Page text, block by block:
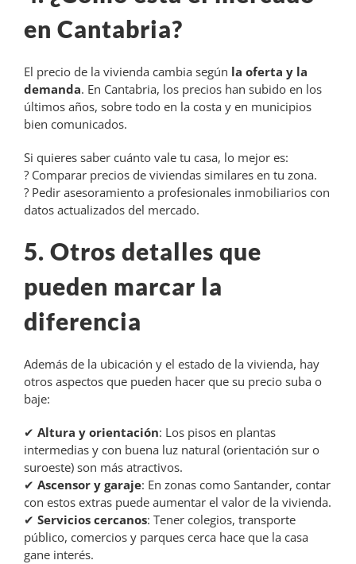
en Cantabria?
El precio de la vivienda cambia según la oferta y la
demanda. En Cantabria, los precios han subido en los
últimos años, sobre todo en la costa y en municipios
bien comunicados.
Si quieres saber cuánto vale tu casa, lo mejor es:
? Comparar precios de viviendas similares en tu zona.
? Pedir asesoramiento a profesionales inmobiliarios con
datos actualizados del mercado.
5. Otros detalles que
pueden marcar la
diferencia
Además de la ubicación y el estado de la vivienda, hay
otros aspectos que pueden hacer que su precio suba o
baje:
✔ Altura y orientación: Los pisos en plantas
intermedias y con buena luz natural (orientación sur o
suroeste) son más atractivos.
✔ Ascensor y garaje: En zonas como Santander, contar
con estos extras puede aumentar el valor de la vivienda.
✔ Servicios cercanos: Tener colegios, transporte
público, comercios y parques cerca hace que la casa
gane interés.